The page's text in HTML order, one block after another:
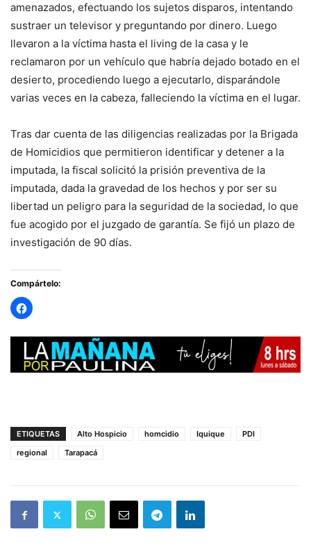
amenazados, efectuando los sujetos disparos, intentando
sustraer un televisor y preguntando por dinero. Luego
llevaron a la víctima hasta el living de la casa y le
reclamaron por un vehículo que habría dejado botado en el
desierto, procediendo luego a ejecutarlo, disparándole
varias veces en la cabeza, falleciendo la víctima en el lugar.
Tras dar cuenta de las diligencias realizadas por la Brigada
de Homicidios que permitieron identificar y detener a la
imputada, la fiscal solicitó la prisión preventiva de la
imputada, dada la gravedad de los hechos y por ser su
libertad un peligro para la seguridad de la sociedad, lo que
fue acogido por el juzgado de garantía. Se fijó un plazo de
investigación de 90 días.
Compártelo:
ETIQUETAS Alto Hospicio homcidio Iquique
PDI
regional
Tarapacá